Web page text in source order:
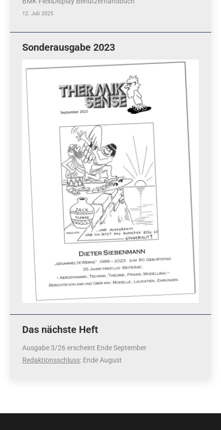
12. Juli 2025
Sonderausgabe 2023
Das nächste Heft
Ausgabe 3/26 erscheint Ende September
Redaktionsschluss: Ende August